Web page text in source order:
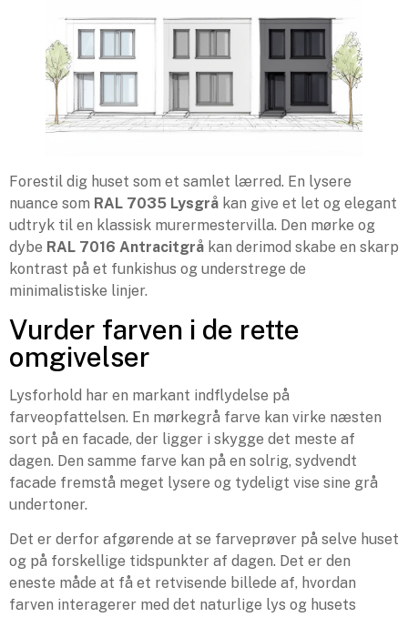
Forestil dig huset som et samlet lærred. En lysere
nuance som RAL 7035 Lysgrå kan give et let og elegant
udtryk til en klassisk murermestervilla. Den mørke og
dybe RAL 7016 Antracitgrå kan derimod skabe en skarp
kontrast på et funkishus og understrege de
minimalistiske linjer.
Vurder farven i de rette
omgivelser
Lysforhold har en markant indflydelse på
farveopfattelsen. En mørkegrå farve kan virke næsten
sort på en facade, der ligger i skygge det meste af
dagen. Den samme farve kan på en solrig, sydvendt
facade fremstå meget lysere og tydeligt vise sine grå
undertoner.
Det er derfor afgørende at se farveprøver på selve huset
og på forskellige tidspunkter af dagen. Det er den
eneste måde at få et retvisende billede af, hvordan
farven interagerer med det naturlige lys og husets